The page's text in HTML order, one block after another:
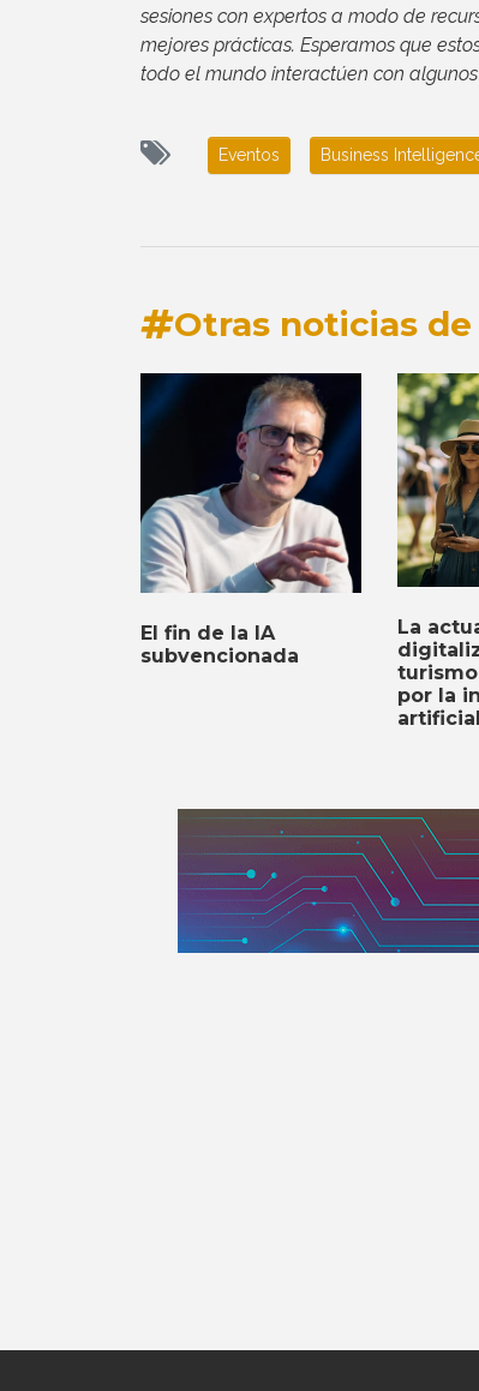
sesiones con expertos a modo de
mejores prácticas. Esperamos que
todo el mundo interactúen con
Eventos Business
Otras noticias
El fin de la IA
subvencionada
La
por la